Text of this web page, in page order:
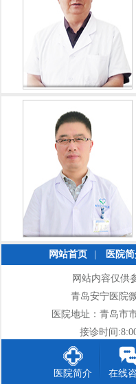
网站首页 医院
网站内容仅供
青岛安宁医院
医院地址：青岛市
接诊时间
医院简介 在线